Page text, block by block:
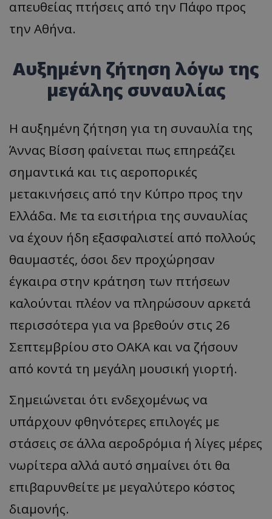
απευθείας πτήσεις από την Πάφο προς
την Αθήνα.
Αυξημένη ζήτηση λόγω της
μεγάλης συναυλίας
Η αυξημένη ζήτηση για τη συναυλία της
Άννας Βίσση φαίνεται πως επηρεάζει
σημαντικά και τις αεροπορικές
μετακινήσεις από την Κύπρο προς την
Ελλάδα. Με τα εισιτήρια της συναυλίας
να έχουν ήδη εξασφαλιστεί από πολλούς
θαυμαστές, όσοι δεν προχώρησαν
έγκαιρα στην κράτηση των πτήσεων
καλούνται πλέον να πληρώσουν αρκετά
περισσότερα για να βρεθούν στις 26
Σεπτεμβρίου στο ΟΑΚΑ και να ζήσουν
από κοντά τη μεγάλη μουσική γιορτή.
Σημειώνεται ότι ενδεχομένως να
υπάρχουν φθηνότερες επιλογές με
στάσεις σε άλλα αεροδρόμια ή λίγες μέρες
νωρίτερα αλλά αυτό σημαίνει ότι θα
επιβαρυνθείτε με μεγαλύτερο κόστος
διαμονής.